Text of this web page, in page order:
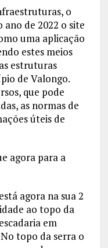
o
de 2022 o site
uma aplicação
estes meios
estruturas
de Valongo.
que pode
as normas de
úteis de
agora para a
agora na sua 2
ao topo da
em
topo da serra o